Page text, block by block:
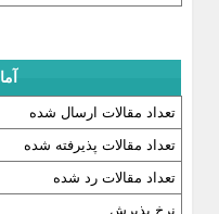
تعداد مقالات ارسال شده
تعداد مقالات پذیرفته شده
تعداد مقالات رد شده
نرخ پذیرش